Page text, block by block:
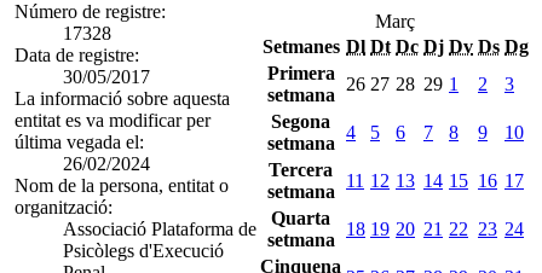
Número de registre:
17328
Data de registre:
30/05/2017
La informació sobre aquesta
entitat es va modificar per
última vegada el:
26/02/2024
Nom de la persona, entitat o
organització:
Associació Plataforma de
Psicòlegs d'Execució
Març
Setmanes Dl Dt Dc Dj Dv Ds Dg
Primera
setmana
26 27 28 29 1 2
3
Segona
setmana
4 5 6 7 8 9
10
Tercera
setmana
11 12 13 14 15 16 17
Quarta
setmana
18 19 20 21 22 23 24
Cinquena